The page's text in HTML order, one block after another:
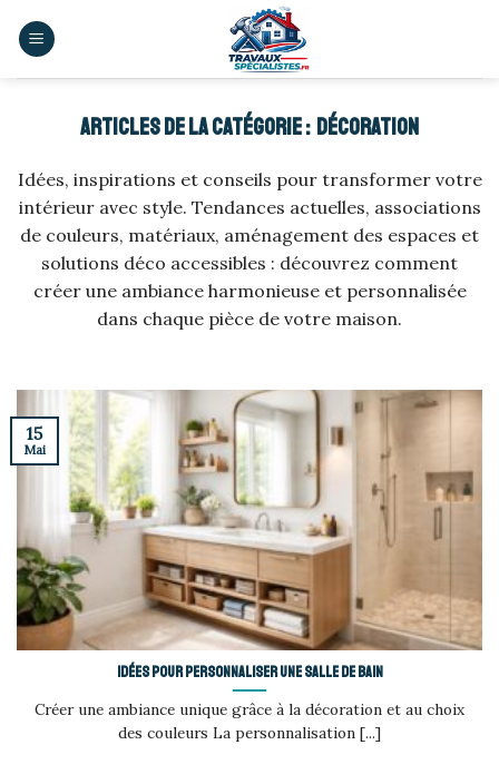
DÉCORATION
Idées, inspirations et conseils pour transformer votre
intérieur avec style. Tendances actuelles, associations
de couleurs, matériaux, aménagement des espaces et
solutions déco accessibles : découvrez comment
créer une ambiance harmonieuse et personnalisée
dans chaque pièce de votre maison.
Idées pour personnaliser une salle de bain
Créer une ambiance unique grâce à la décoration et au choix
des couleurs La personnalisation [...]
15
Mai